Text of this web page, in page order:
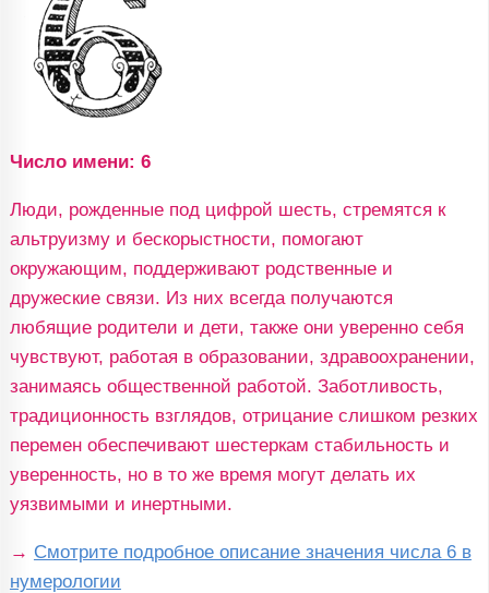
Число имени: 6
Люди, рожденные под цифрой шесть, стремятся к
альтруизму и бескорыстности, помогают
окружающим, поддерживают родственные и
дружеские связи. Из них всегда получаются
любящие родители и дети, также они уверенно себя
чувствуют, работая в образовании, здравоохранении,
занимаясь общественной работой. Заботливость,
традиционность взглядов, отрицание слишком резких
перемен обеспечивают шестеркам стабильность и
уверенность, но в то же время могут делать их
уязвимыми и инертными.
→ Смотрите подробное описание значения числа 6 в
нумерологии